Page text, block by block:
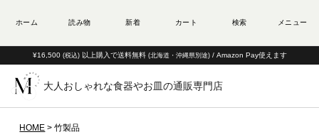
¥16,500 (税込) 以上購入で送料無料 (北海道・沖縄県別途) / Amazon Pay使えます
大人おしゃれな食器やお皿の通販専門店
HOME 竹製品